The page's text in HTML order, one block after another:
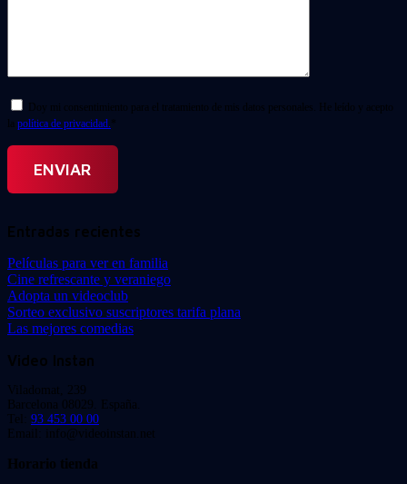
Doy mi consentimiento para el tratamiento de mis datos personales. He leído y acepto
la política de privacidad. *
Entradas recientes
Películas para ver en familia
Cine refrescante y veraniego
Adopta un videoclub
Sorteo exclusivo suscriptores tarifa plana
Las mejores comedias
Video Instan
Viladomat, 239
Barcelona 08029. España.
Tel: 93 453 00 00
Email: info@videoinstan.net
Horario tienda